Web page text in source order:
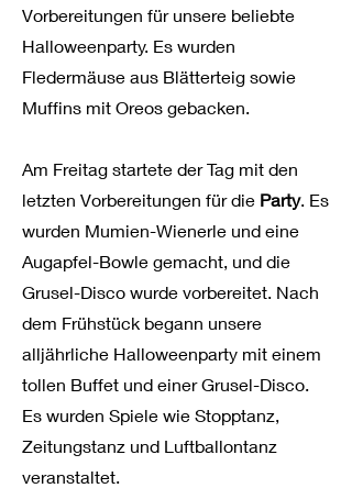
Vorbereitungen für unsere beliebte
Halloweenparty. Es wurden
Fledermäuse aus Blätterteig sowie
Muffins mit Oreos gebacken.
Am Freitag startete der Tag mit den
letzten Vorbereitungen für die Party. Es
wurden Mumien-Wienerle und eine
Augapfel-Bowle gemacht, und die
Grusel-Disco wurde vorbereitet. Nach
dem Frühstück begann unsere
alljährliche Halloweenparty mit einem
tollen Buffet und einer Grusel-Disco.
Es wurden Spiele wie Stopptanz,
Zeitungstanz und Luftballontanz
veranstaltet.